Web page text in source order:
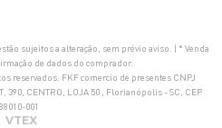
sujeitos a alteração, sem prévio aviso. | * Venda
de dados do comprador.
reservados. FKF comercio de presentes CNPJ
390, CENTRO, LOJA 50 , Florianópolis - SC, CEP
88010-001
VTEX